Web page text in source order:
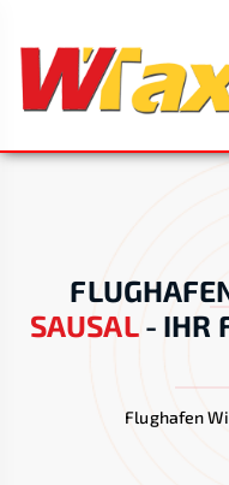
SAUSAL- IHR
Flughafen